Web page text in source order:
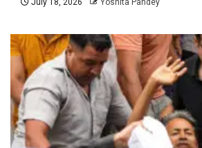
July 18, 2026 Yoshita Pandey